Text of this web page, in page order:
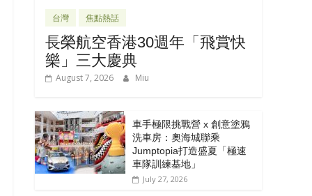
台灣 焦點熱話
長榮航空香港30週年「飛賞快
樂」三大慶典
August 7, 2026 Miu
車手極限挑戰營 x 創意塗鴉
洗車房：奧海城聯乘
Jumptopia打造盛夏「極速
車隊訓練基地」
July 27, 2026